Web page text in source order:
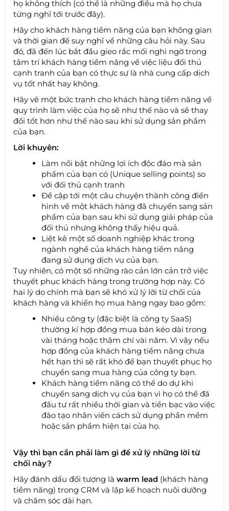
họ không thích (có thể là những điều mà họ chưa
từng nghĩ tới trước đây).
Hãy cho khách hàng tiềm năng của bạn không gian
và thời gian để suy nghĩ về những câu hỏi này. Sau
đó, đã đến lúc bắt đầu gieo rắc mối nghi ngờ trong
tâm trí khách hàng tiềm năng về việc liệu đối thủ
cạnh tranh của bạn có thực sự là nhà cung cấp dịch
vụ tốt nhất hay không.
Hãy vẽ một bức tranh cho khách hàng tiềm năng về
quy trình làm việc của họ sẽ như thế nào và sẽ thay
đổi tốt hơn như thế nào sau khi sử dụng sản phẩm
của bạn.
Lời khuyên:
Làm nổi bật những lợi ích độc đáo mà sản
phẩm của bạn có (Unique selling points) so
với đối thủ cạnh tranh
Đề cập tới một câu chuyện thành công điển
hình về một khách hàng đã chuyển sang sản
phẩm của bạn sau khi sử dụng giải pháp của
đối thủ nhưng không thấy hiệu quả.
Liệt kê một số doanh nghiệp khác trong
ngành nghề của khách hàng tiềm năng
đang sử dụng dịch vụ của bạn.
Tuy nhiên, có một số những rào cản lớn cản trở việc
thuyết phục khách hàng trong trường hợp này. Có
hai lý do chính mà bạn sẽ khó xử lý lời từ chối của
khách hàng và khiến họ mua hàng ngay bao gồm:
Nhiều công ty (đặc biệt là công ty SaaS)
thường kí hợp đồng mua bán kéo dài trong
vài tháng hoặc thậm chí vài năm. Vì vậy nếu
hợp đồng của khách hàng tiềm năng chưa
hết hạn thì sẽ rất khó để bạn thuyết phục họ
chuyển sang mua hàng của công ty bạn.
Khách hàng tiềm năng có thể do dự khi
chuyển sang dịch vụ của bạn vì họ có thể đã
đầu tư rất nhiều thời gian và tiền bạc vào việc
đào tạo nhân viên cách sử dụng phần mềm
hoặc sản phẩm hiện tại của họ.
Vậy thì bạn cần phải làm gì để xử lý những lời từ
chối này?
Hãy đánh dấu đối tượng làwarm lead (khách hàng
tiềm năng) trong CRM và lập kế hoạch nuôi dưỡng
và chăm sóc dài hạn.